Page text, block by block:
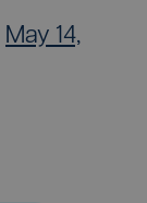
May 14,